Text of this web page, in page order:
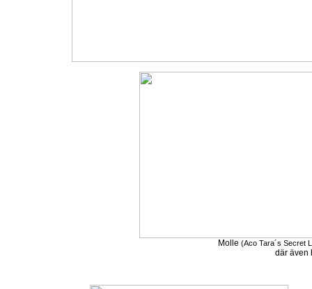
Molle (Aco Tara´s Secret
där även